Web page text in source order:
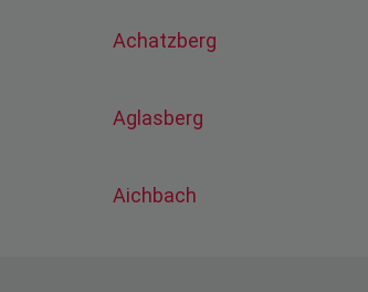
Achatzberg
Aglasberg
Aichbach